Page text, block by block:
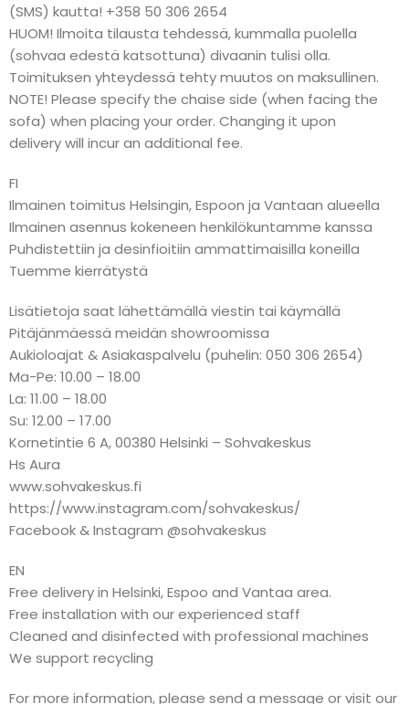
(SMS) kautta! +358 50 306 2654
HUOM! Ilmoita tilausta tehdessä, kummalla puolella
(sohvaa edestä katsottuna) divaanin tulisi olla.
Toimituksen yhteydessä tehty muutos on maksullinen.
NOTE! Please specify the chaise side (when facing the
sofa) when placing your order. Changing it upon
delivery will incur an additional fee.
FI
Ilmainen toimitus Helsingin, Espoon ja Vantaan alueella
Ilmainen asennus kokeneen henkilökuntamme kanssa
Puhdistettiin ja desinfioitiin ammattimaisilla koneilla
Tuemme kierrätystä
Lisätietoja saat lähettämällä viestin tai käymällä
Pitäjänmäessä meidän showroomissa
Aukioloajat & Asiakaspalvelu (puhelin: 050 306 2654)
Ma-Pe: 10.00 – 18.00
La: 11.00 – 18.00
Su: 12.00 – 17.00
Kornetintie 6 A, 00380 Helsinki – Sohvakeskus
Hs Aura
www.sohvakeskus.fi
https://www.instagram.com/sohvakeskus/
Facebook & Instagram @sohvakeskus
EN
Free delivery in Helsinki, Espoo and Vantaa area.
Free installation with our experienced staff
Cleaned and disinfected with professional machines
We support recycling
For more information, please send a message or visit our